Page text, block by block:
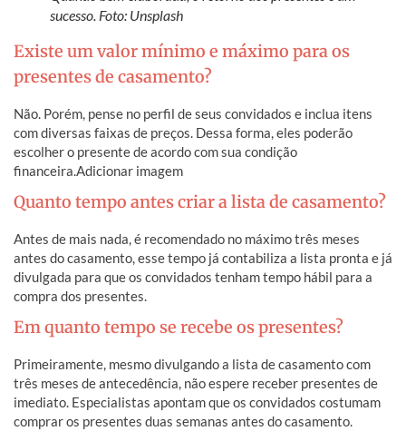
sucesso. Foto: Unsplash
Existe um valor mínimo e máximo para os
presentes de casamento?
Não. Porém, pense no perfil de seus convidados e inclua itens
com diversas faixas de preços. Dessa forma, eles poderão
escolher o presente de acordo com sua condição
financeira.Adicionar imagem
Quanto tempo antes criar a lista de casamento?
Antes de mais nada, é recomendado no máximo três meses
antes do casamento, esse tempo já contabiliza a lista pronta e já
divulgada para que os convidados tenham tempo hábil para a
compra dos presentes.
Em quanto tempo se recebe os presentes?
Primeiramente, mesmo divulgando a lista de casamento com
três meses de antecedência, não espere receber presentes de
imediato. Especialistas apontam que os convidados costumam
comprar os presentes duas semanas antes do casamento.